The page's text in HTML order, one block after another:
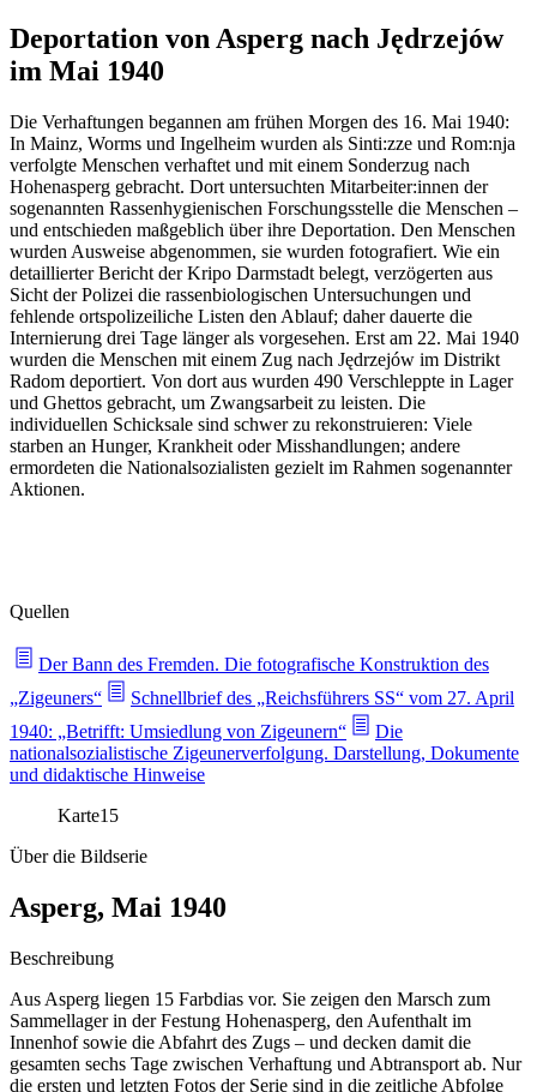
Deportation von Asperg nach Jędrzejów
im Mai 1940
Die Verhaftungen begannen am frühen Morgen des 16. Mai 1940:
In Mainz, Worms und Ingelheim wurden als Sinti:zze und Rom:nja
verfolgte Menschen verhaftet und mit einem Sonderzug nach
Hohenasperg gebracht. Dort untersuchten Mitarbeiter:innen der
sogenannten Rassenhygienischen Forschungsstelle die Menschen –
und entschieden maßgeblich über ihre Deportation. Den Menschen
wurden Ausweise abgenommen, sie wurden fotografiert. Wie ein
detaillierter Bericht der Kripo Darmstadt belegt, verzögerten aus
Sicht der Polizei die rassenbiologischen Untersuchungen und
fehlende ortspolizeiliche Listen den Ablauf; daher dauerte die
Internierung drei Tage länger als vorgesehen. Erst am 22. Mai 1940
wurden die Menschen mit einem Zug nach Jędrzejów im Distrikt
Radom deportiert. Von dort aus wurden 490 Verschleppte in Lager
und Ghettos gebracht, um Zwangsarbeit zu leisten. Die
individuellen Schicksale sind schwer zu rekonstruieren: Viele
starben an Hunger, Krankheit oder Misshandlungen; andere
ermordeten die Nationalsozialisten gezielt im Rahmen sogenannter
Aktionen.
Quellen
Der Bann des Fremden. Die fotografische Konstruktion des
„Zigeuners“
Schnellbrief des „Reichsführers SS“ vom 27. April
1940: „Betrifft: Umsiedlung von Zigeunern“
Die
nationalsozialistische Zigeunerverfolgung. Darstellung, Dokumente
und didaktische Hinweise
Karte15
Über die Bildserie
Asperg, Mai 1940
Beschreibung
Aus Asperg liegen 15 Farbdias vor. Sie zeigen den Marsch zum
Sammellager in der Festung Hohenasperg, den Aufenthalt im
Innenhof sowie die Abfahrt des Zugs – und decken damit die
gesamten sechs Tage zwischen Verhaftung und Abtransport ab. Nur
die ersten und letzten Fotos der Serie sind in die zeitliche Abfolge